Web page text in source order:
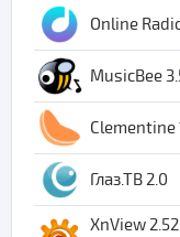
Online
MusicBee
Clementine
Глаз.ТВ 2.0
XnView